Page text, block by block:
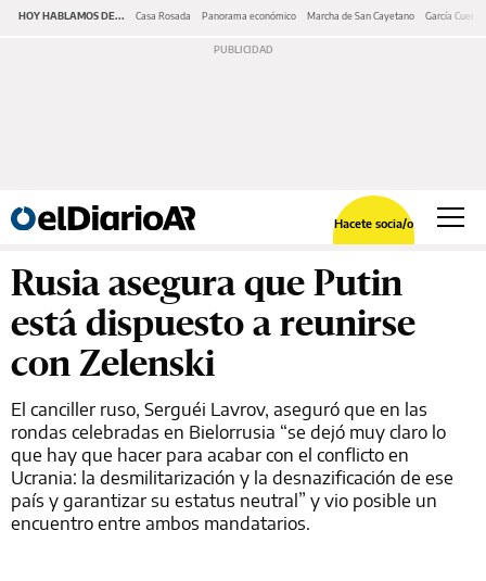
HOY HABLAMOS DE... Casa Rosada Panorama económico Marcha de San Cayetano García Cuerva
Hacete socia/o
Rusia asegura que Putin
está dispuesto a reunirse
con Zelenski
El canciller ruso, Serguéi Lavrov, aseguró que en las
rondas celebradas en Bielorrusia “se dejó muy claro lo
que hay que hacer para acabar con el conflicto en
Ucrania: la desmilitarización y la desnazificación de ese
país y garantizar su estatus neutral” y vio posible un
encuentro entre ambos mandatarios.